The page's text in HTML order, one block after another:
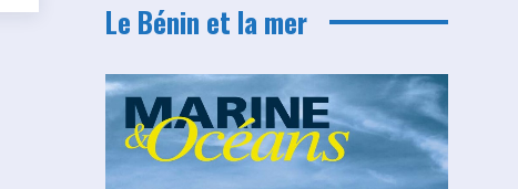
Le Bénin et la mer